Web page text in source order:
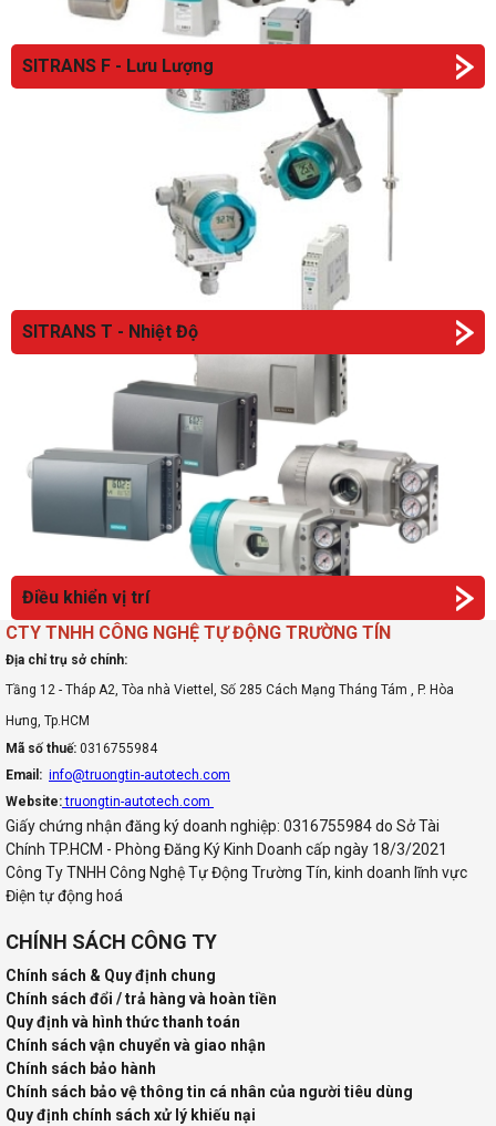
SITRANS F - Lưu Lượng
SITRANS T - Nhiệt Độ
Điều khiển vị trí
CTY TNHH CÔNG NGHỆ TỰ ĐỘNG TRƯỜNG TÍN
Địa chỉ trụ sở chính:
Tầng 12 - Tháp A2, Tòa nhà Viettel, Số 285 Cách Mạng Tháng Tám , P. Hòa
Hưng, Tp.HCM
Mã số thuế: 0316755984
Email: info@truongtin-autotech.com
Website:truongtin-autotech.com
Giấy chứng nhận đăng ký doanh nghiệp: 0316755984 do Sở Tài
Chính TP.HCM - Phòng Đăng Ký Kinh Doanh cấp ngày 18/3/2021
Công Ty TNHH Công Nghệ Tự Động Trường Tín, kinh doanh lĩnh vực
Điện tự động hoá
CHÍNH SÁCH CÔNG TY
Chính sách & Quy định chung
Chính sách đổi / trả hàng và hoàn tiền
Quy định và hình thức thanh toán
Chính sách vận chuyển và giao nhận
Chính sách bảo hành
Chính sách bảo vệ thông tin cá nhân của người tiêu dùng
Quy định chính sách xử lý khiếu nại